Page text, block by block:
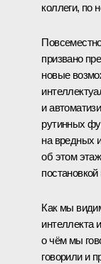
коллеги, по
призвано
новые
и
рутинных
на вредных
об этом
Как мы
интеллекта
о чём мы
говорили и